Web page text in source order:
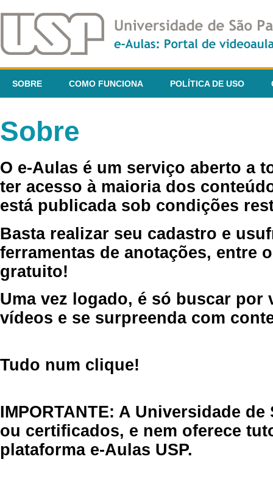
SOBRE COMO FUNCIONA POLÍTICA DE USO
Sobre
O e-Aulas é um serviço aberto a
ter acesso à maioria dos
está publicada sob condições
Basta realizar seu cadastro e
ferramentas de anotações, entre
gratuito!
Uma vez logado, é só buscar por
vídeos e se surpreenda com
Tudo num clique!
IMPORTANTE: A Universidade
ou certificados, e nem oferece
plataforma e-Aulas USP.